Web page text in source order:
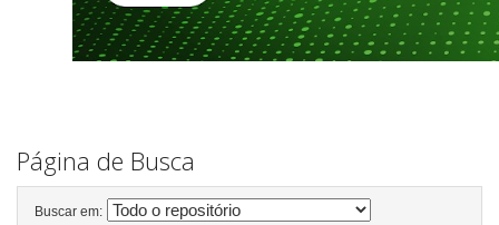
Página de Busca
Buscar em: